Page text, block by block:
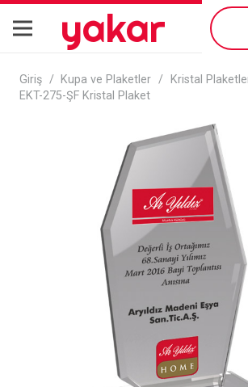
yakar
Giriş / Kupa ve Plaketler / Kristal
EKT-275-ŞF Kristal Plaket